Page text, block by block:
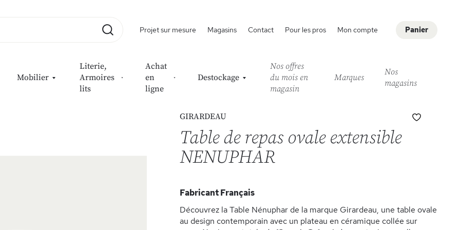
Panier
Projet sur mesure Magasins Contact Pour les pros Mon compte
Mobilier
Literie,
Armoires
lits
Achat
en
ligne
Destockage
Nos offres
du mois en
magasin
Marques
Nos
magasins
GIRARDEAU
Table de repas ovale extensible
NENUPHAR
Fabricant Français
Découvrez la Table Nénuphar de la marque Girardeau, une table ovale
au design contemporain avec un plateau en céramique collée sur